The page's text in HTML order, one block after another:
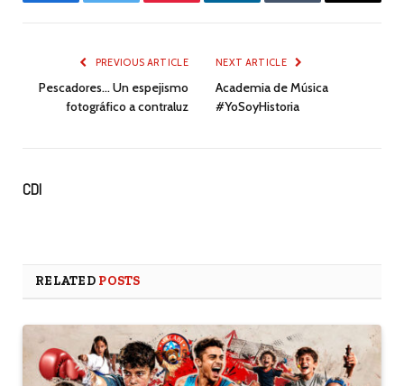
PREVIOUS ARTICLE
Pescadores… Un espejismo
fotográfico a contraluz
NEXT ARTICLE
Academia de Música
#YoSoyHistoria
CDI
RELATED POSTS